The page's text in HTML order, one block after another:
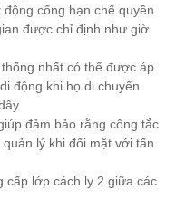
cổng hạn chế quyền
được chỉ định như giờ
nhất có thể được áp
động khi họ di chuyển
đảm bảo rằng công tắc
lý khi đối mặt với tấn
cấp lớp cách ly 2 giữa các